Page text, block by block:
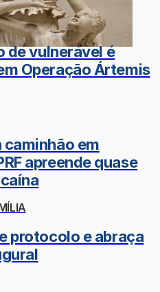
de vulnerável é
Operação Ártemis
em
apreende quase
protocolo e abraça